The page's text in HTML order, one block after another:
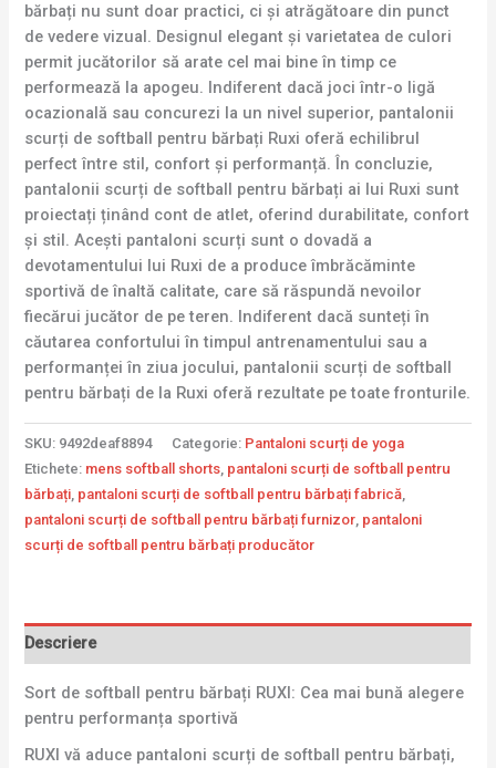
bărbați nu sunt doar practici, ci și atrăgătoare din punct
de vedere vizual. Designul elegant și varietatea de culori
permit jucătorilor să arate cel mai bine în timp ce
performează la apogeu. Indiferent dacă joci într-o ligă
ocazională sau concurezi la un nivel superior, pantalonii
scurți de softball pentru bărbați Ruxi oferă echilibrul
perfect între stil, confort și performanță. În concluzie,
pantalonii scurți de softball pentru bărbați ai lui Ruxi sunt
proiectați ținând cont de atlet, oferind durabilitate, confort
și stil. Acești pantaloni scurți sunt o dovadă a
devotamentului lui Ruxi de a produce îmbrăcăminte
sportivă de înaltă calitate, care să răspundă nevoilor
fiecărui jucător de pe teren. Indiferent dacă sunteți în
căutarea confortului în timpul antrenamentului sau a
performanței în ziua jocului, pantalonii scurți de softball
pentru bărbați de la Ruxi oferă rezultate pe toate fronturile.
SKU: 9492deaf8894 Categorie: Pantaloni scurți de yoga
Etichete: mens softball shorts, pantaloni scurți de softball pentru
bărbați, pantaloni scurți de softball pentru bărbați fabrică,
pantaloni scurți de softball pentru bărbați furnizor, pantaloni
scurți de softball pentru bărbați producător
Descriere
Sort de softball pentru bărbați RUXI: Cea mai bună alegere
pentru performanța sportivă
RUXI vă aduce pantaloni scurți de softball pentru bărbați,